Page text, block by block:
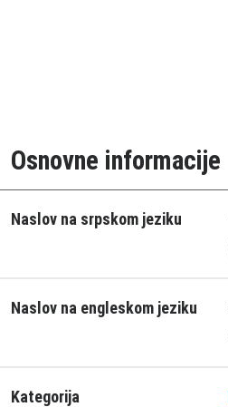
Osnovne informacije
Naslov na srpskom jeziku
Naslov na engleskom jeziku
Kategorija